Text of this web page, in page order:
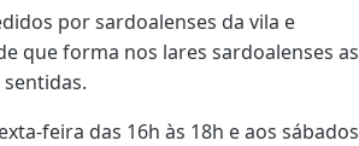
por sardoalenses da vila e
que forma nos lares sardoalenses as
feira das 16h às 18h e aos sábados